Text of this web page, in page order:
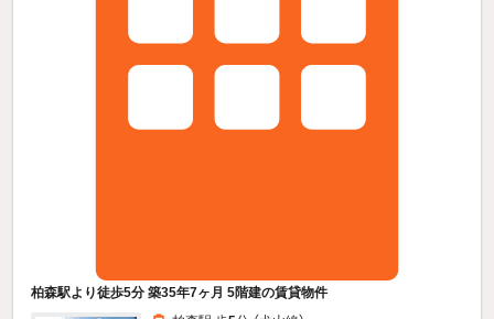
柏森駅より徒歩5分 築35年7ヶ月 5階建の賃貸物件